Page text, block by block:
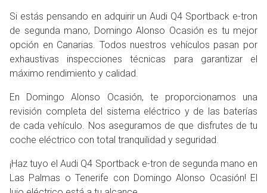
Si estás pensando en adquirir un Audi Q4 Sportback e-tron
de segunda mano, Domingo Alonso Ocasión es tu mejor
opción en Canarias. Todos nuestros vehículos pasan por
exhaustivas inspecciones técnicas para garantizar el
máximo rendimiento y calidad.
En Domingo Alonso Ocasión, te proporcionamos una
revisión completa del sistema eléctrico y de las baterías
de cada vehículo. Nos aseguramos de que disfrutes de tu
coche eléctrico con total tranquilidad y seguridad.
¡Haz tuyo el Audi Q4 Sportback e-tron de segunda mano en
Las Palmas o Tenerife con Domingo Alonso Ocasión! El